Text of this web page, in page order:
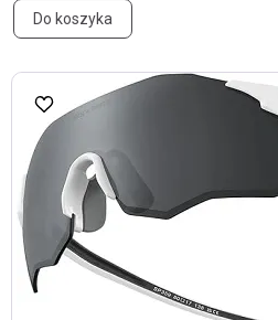
Do koszyka